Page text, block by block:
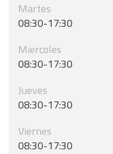
Martes
08:30-17:30
Miercoles
08:30-17:30
Jueves
08:30-17:30
Viernes
08:30-17:30